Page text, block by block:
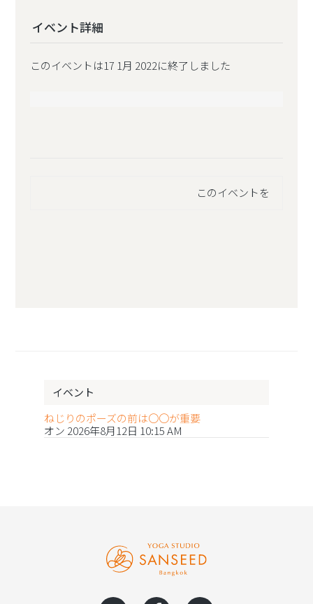
イベント詳細
このイベントは17 1月 2022に終了しました
このイベントを
イベント
ねじりのポーズの前は〇〇が重要
オン 2026年8月12日 10:15 AM